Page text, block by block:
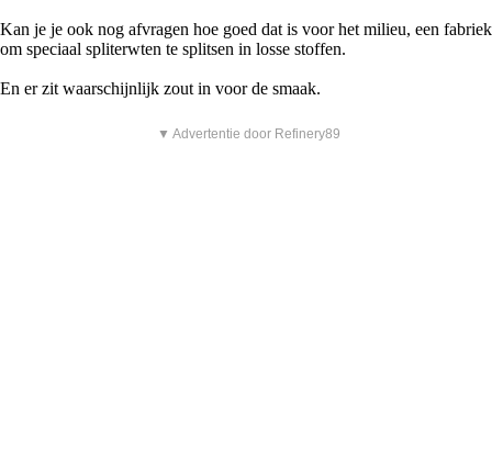
Kan je je ook nog afvragen hoe goed dat is voor het milieu, een fabriek
om speciaal spliterwten te splitsen in losse stoffen.
En er zit waarschijnlijk zout in voor de smaak.
▼ Advertentie door Refinery89